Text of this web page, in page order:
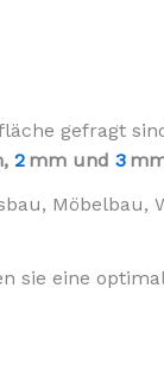
gefragt
2 mm und 3
Möbelbau,
sie eine